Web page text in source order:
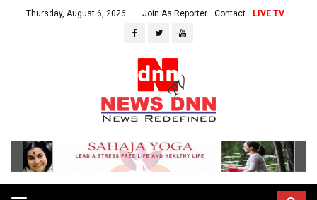
Thursday, August 6, 2026 Join As Reporter Contact LIVE TV